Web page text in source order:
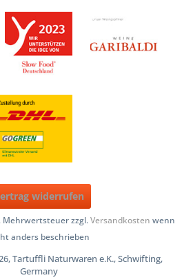
widerrufen
Mehrwertsteuer zzgl.Versandkosten wenn
anders beschrieben
Tartuffli Naturwaren e.K., Schwifting,
Germany